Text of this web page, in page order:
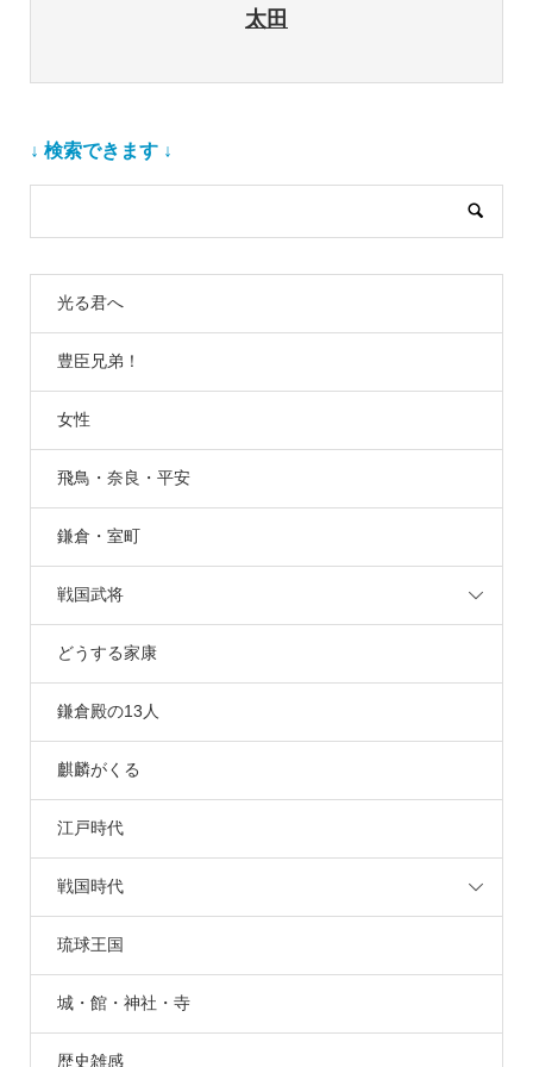
太田
↓ 検索できます ↓
光る君へ
豊臣兄弟！
女性
飛鳥・奈良・平安
鎌倉・室町
戦国武将
どうする家康
鎌倉殿の13人
麒麟がくる
江戸時代
戦国時代
琉球王国
城・館・神社・寺
歴史雑感